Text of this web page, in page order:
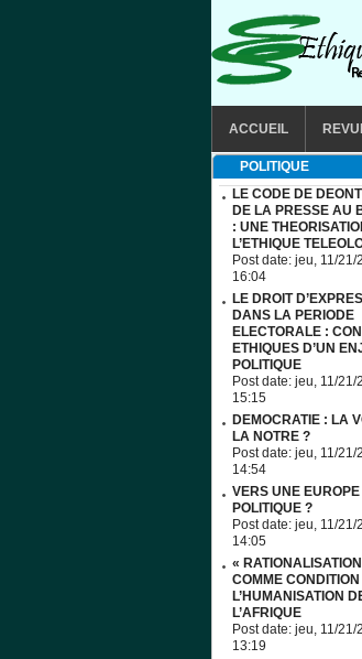
ACCUEIL
POLITIQUE
LE CODE DE
DE LA PRESSE AU
: UNE
L’ETHIQUE
Post date: jeu, 11/21/
16:04
LE DROIT
DANS LA PERIODE
ELECTORALE :
ETHIQUES D’UN
POLITIQUE
Post date: jeu, 11/21/
15:15
DEMOCRATIE : LA
LA NOTRE ?
Post date: jeu, 11/21/
14:54
VERS UNE
POLITIQUE ?
Post date: jeu, 11/21/
14:05
«
COMME
L’HUMANISATION
L’AFRIQUE
Post date: jeu, 11/21/
13:19